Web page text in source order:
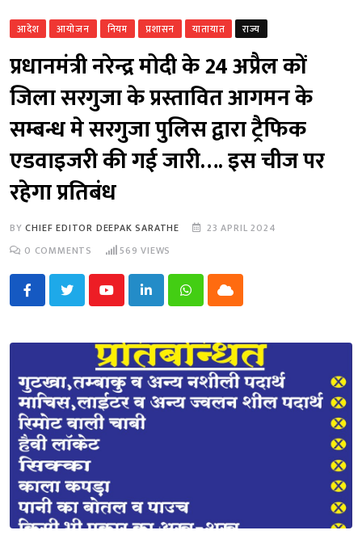
आदेश आयोजन नियम प्रशासन यातायात राज्य
प्रधानमंत्री नरेन्द्र मोदी के 24 अप्रैल कों
जिला सरगुजा के प्रस्तावित आगमन के
सम्बन्ध मे सरगुजा पुलिस द्वारा ट्रैफिक
एडवाइजरी की गई जारी…. इस चीज पर
रहेगा प्रतिबंध
BYCHIEF EDITOR DEEPAK SARATHE
23 APRIL 2024
0 COMMENTS 569 VIEWS
YoutubeLinkedInWhatsappCloud